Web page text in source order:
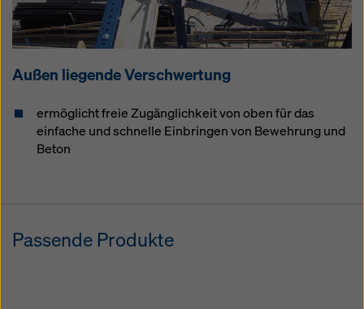
Außen liegende Verschwertung
ermöglicht freie Zugänglichkeit von oben für das
einfache und schnelle Einbringen von Bewehrung und
Beton
Passende Produkte